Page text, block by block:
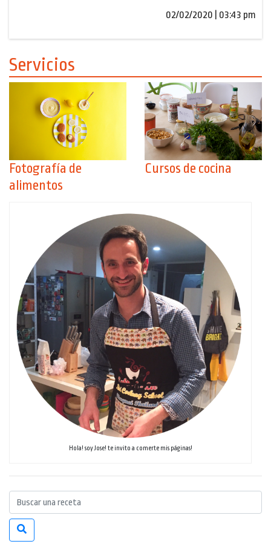
02/02/2020 | 03:43 pm
Servicios
Fotografía de
alimentos
Cursos de cocina
Hola! soy Jose! te invito a comerte mis páginas!